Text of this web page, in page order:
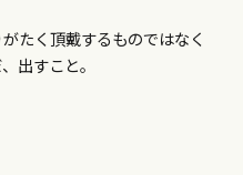
たく頂戴するものではなく
出すこと。